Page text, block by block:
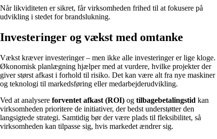
Når likviditeten er sikret, får virksomheden frihed til at fokusere på
udvikling i stedet for brandslukning.
Investeringer og vækst med omtanke
Vækst kræver investeringer – men ikke alle investeringer er lige kloge.
Økonomisk planlægning hjælper med at vurdere, hvilke projekter der
giver størst afkast i forhold til risiko. Det kan være alt fra nye maskiner
og teknologi til markedsføring eller medarbejderudvikling.
Ved at analysere forventet afkast (ROI) og tilbagebetalingstid kan
virksomheden prioritere de initiativer, der bedst understøtter den
langsigtede strategi. Samtidig bør der være plads til fleksibilitet, så
virksomheden kan tilpasse sig, hvis markedet ændrer sig.